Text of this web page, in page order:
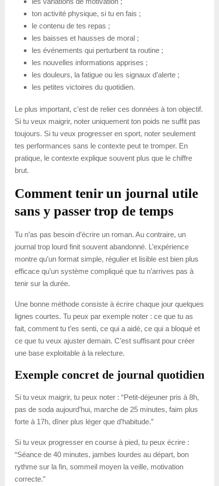
ton activité physique, si tu en fais ;
le contenu de tes repas ;
les baisses et hausses de moral ;
les événements qui perturbent ta routine ;
les nouvelles informations apprises ;
les douleurs, la fatigue ou les signaux d’alerte ;
les petites victoires du quotidien.
Le plus important, c’est de relier ces données à ton objectif.
Si tu veux maigrir, noter uniquement ton poids ne suffit pas
toujours. Si tu veux progresser en sport, noter seulement
tes performances sans le contexte peut te tromper. En
pratique, le contexte explique souvent plus que le chiffre
brut.
Comment tenir un journal utile
sans y passer trop de temps
Tu n’as pas besoin d’écrire un roman. Au contraire, un
journal trop lourd finit souvent abandonné. L’expérience
montre qu’un format simple, régulier et lisible est bien plus
efficace qu’un système compliqué que tu n’arrives pas à
tenir sur la durée.
Une bonne méthode consiste à écrire chaque jour quelques
lignes courtes. Tu peux par exemple noter : ce que tu as
fait, comment tu t’es senti, ce qui a aidé, ce qui a bloqué et
ce que tu veux ajuster demain. C’est suffisant pour créer
une base exploitable à la relecture.
Exemple concret de journal quotidien
Si tu veux maigrir, tu peux noter : “Petit-déjeuner pris à 8h,
pas de soda aujourd’hui, marche de 25 minutes, faim plus
forte à 17h, dîner plus léger que d’habitude.”
Si tu veux progresser en course à pied, tu peux écrire :
“Séance de 40 minutes, jambes lourdes au départ, bon
rythme sur la fin, sommeil moyen la veille, motivation
correcte.”